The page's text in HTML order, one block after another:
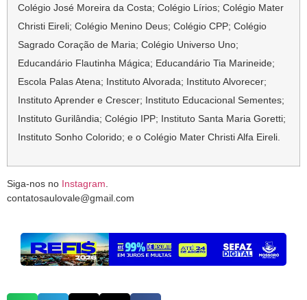
Colégio José Moreira da Costa; Colégio Lírios; Colégio Mater
Christi Eireli; Colégio Menino Deus; Colégio CPP; Colégio
Sagrado Coração de Maria; Colégio Universo Uno;
Educandário Flautinha Mágica; Educandário Tia Marineide;
Escola Palas Atena; Instituto Alvorada; Instituto Alvorecer;
Instituto Aprender e Crescer; Instituto Educacional Sementes;
Instituto Gurilândia; Colégio IPP; Instituto Santa Maria Goretti;
Instituto Sonho Colorido; e o Colégio Mater Christi Alfa Eireli.
Siga-nos no Instagram
contatosaulovale@gmail.com